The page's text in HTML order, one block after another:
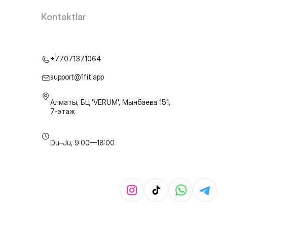
Kontaktlar
+77071371064
support@1fit.app
Алматы, БЦ 'VERUM', Мынбаева 151,
7-этаж
Du–Ju, 9:00—18:00